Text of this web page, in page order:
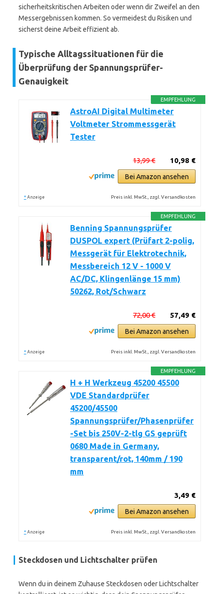
sicherheitskritischen Arbeiten oder wenn dir Zweifel an den
Messergebnissen kommen. So vermeidest du Risiken und
sicherst deine Arbeit effizient ab.
Typische Alltagssituationen für die
Überprüfung der Spannungsprüfer-
Genauigkeit
EMPFEHLUNG
AstroAI Digital Multimeter
Voltmeter Strommessgerät
Tester
10,98 €
13,99 €
Bei Amazon ansehen
* Anzeige Preis inkl. MwSt., zzgl. Versandkosten
EMPFEHLUNG
Benning Spannungsprüfer
DUSPOL expert (Prüfart 2-polig,
Messgerät für Elektrotechnik,
Messbereich 12 V - 1000 V
AC/DC, Klingenlänge 15 mm)
50262, Rot/Schwarz
57,49 €
72,00 €
Bei Amazon ansehen
* Anzeige Preis inkl. MwSt., zzgl. Versandkosten
EMPFEHLUNG
H + H Werkzeug 45200 45500
VDE Standardprüfer
45200/45500
Spannungsprüfer/Phasenprüfer
-Set bis 250V-2-tlg GS geprüft
0680 Made in Germany,
transparent/rot, 140mm / 190
mm
3,49 €
Bei Amazon ansehen
* Anzeige Preis inkl. MwSt., zzgl. Versandkosten
Steckdosen und Lichtschalter prüfen
Wenn du in deinem Zuhause Steckdosen oder Lichtschalter